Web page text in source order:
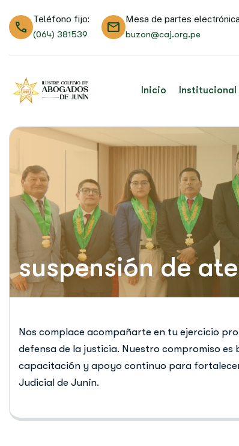
Teléfono fijo:
(064) 381539
Mesa de partes
buzon@caj.org.pe
Inicio Institucional
suspensión de
Nos complace acompañarte en tu ejercicio
defensa de la justicia. Nuestro compromiso es
capacitación y apoyo continuo para
Judicial de Junín.